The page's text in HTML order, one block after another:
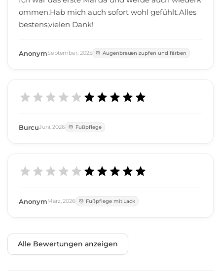
ommen.Hab mich auch sofort wohl gefühlt.Alles
bestens,vielen Dank!
AnonymSeptember,2025 Augenbrauen zupfen und färben
BurcuJuni,2026 Fußpflege
AnonymMärz,2026 Fußpflege mit Lack
Alle Bewertungen anzeigen